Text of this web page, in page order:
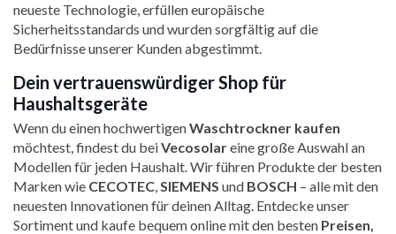
neueste Technologie, erfüllen europäische
Sicherheitsstandards und wurden sorgfältig auf die
Bedürfnisse unserer Kunden abgestimmt.
Dein vertrauenswürdiger Shop für
Haushaltsgeräte
Wenn du einen hochwertigenWaschtrockner kaufen
möchtest, findest du beiVecosolareine große Auswahl an
Modellen für jeden Haushalt. Wir führen Produkte der besten
Marken wie CECOTEC,SIEMENS und BOSCH – alle mit den
neuesten Innovationen für deinen Alltag. Entdecke unser
Sortiment und kaufe bequem online mit den besten Preisen,